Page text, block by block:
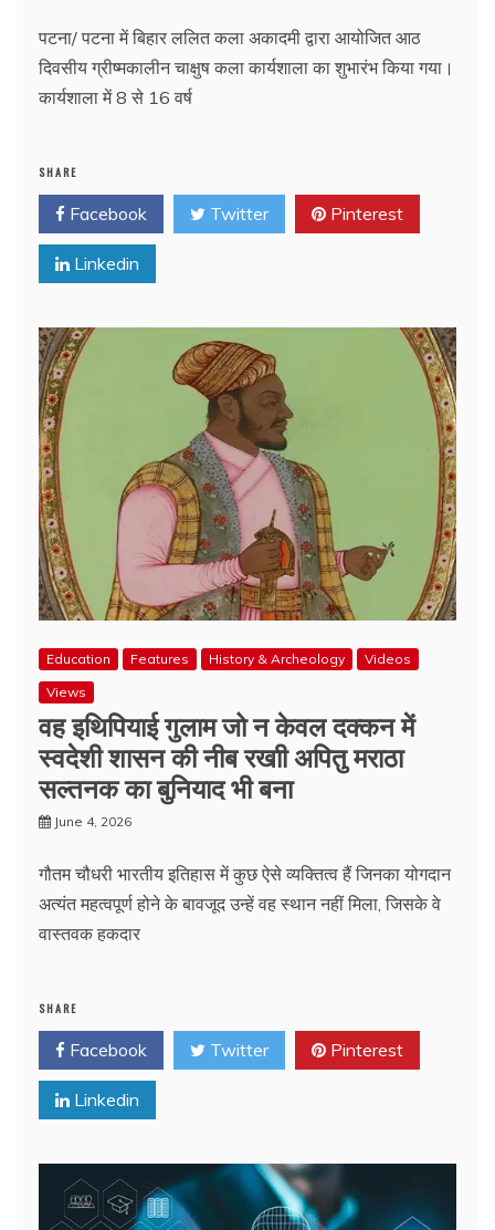
पटना/ पटना में बिहार ललित कला अकादमी द्वारा आयोजित आठ
दिवसीय ग्रीष्मकालीन चाक्षुष कला कार्यशाला का शुभारंभ किया गया।
कार्यशाला में 8 से 16 वर्ष
SHARE
Facebook Twitter Pinterest
Linkedin
Education Features History & Archeology
Videos
Views
वह इथिपियाई गुलाम जो न केवल दक्कन में
स्वदेशी शासन की नीब रखाी अपितु मराठा
सल्तनक का बुनियाद भी बना
June 4, 2026
गौतम चौधरी भारतीय इतिहास में कुछ ऐसे व्यक्तित्व हैं जिनका योगदान
अत्यंत महत्वपूर्ण होने के बावजूद उन्हें वह स्थान नहीं मिला, जिसके वे
वास्तवक हकदार
SHARE
Facebook Twitter Pinterest
Linkedin